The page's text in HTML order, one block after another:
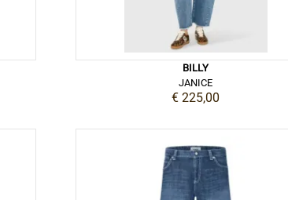
BILLY
JANICE
€ 225,00